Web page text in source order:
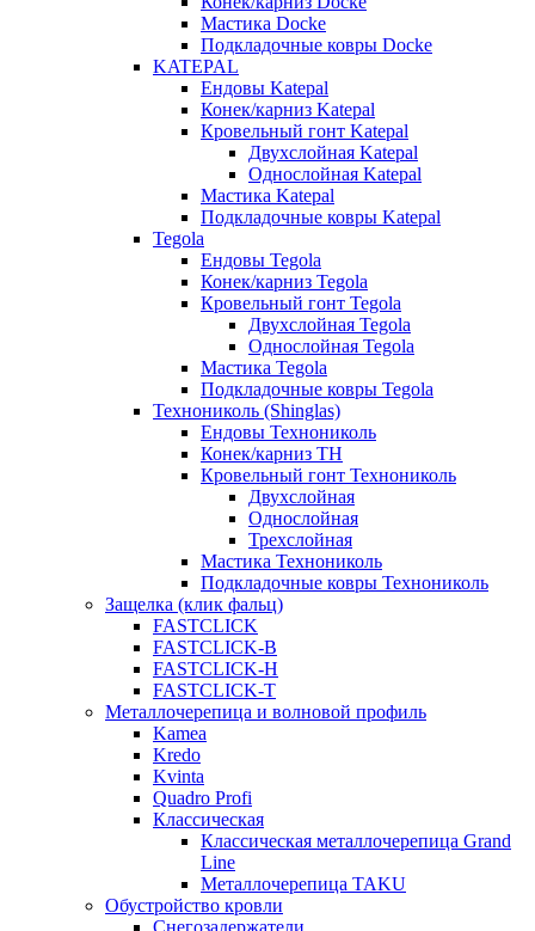
Мастика Docke
Подкладочные ковры Docke
KATEPAL
Ендовы Katepal
Конек/карниз Katepal
Кровельный гонт Katepal
Двухслойная Katepal
Однослойная Katepal
Мастика Katepal
Подкладочные ковры Katepal
Tegola
Ендовы Tegola
Конек/карниз Tegola
Кровельный гонт Tegola
Двухслойная Tegola
Однослойная Tegola
Мастика Tegola
Подкладочные ковры Tegola
Технониколь (Shinglas)
Ендовы Технониколь
Конек/карниз ТН
Кровельный гонт Технониколь
Двухслойная
Однослойная
Трехслойная
Мастика Технониколь
Подкладочные ковры Технониколь
Защелка (клик фальц)
FASTCLICK
FASTCLICK-B
FASTCLICK-H
FASTCLICK-T
Металлочерепица и волновой профиль
Kamea
Kredo
Kvinta
Quadro Profi
Классическая
Классическая металлочерепица Grand
Line
Металлочерепица TAKU
Обустройство кровли
Снегозадержатели